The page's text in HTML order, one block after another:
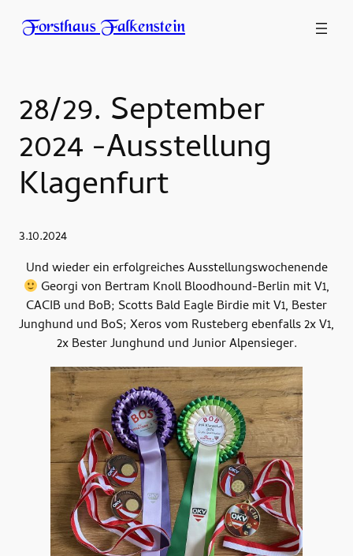
Forsthaus Falkenstein
28/29. September
2024 -Ausstellung
Klagenfurt
3.10.2024
Und wieder ein erfolgreiches Ausstellungswochenende
Georgi von Bertram Knoll Bloodhound-Berlin mit V1,
CACIB und BoB; Scotts Bald Eagle Birdie mit V1, Bester
Junghund und BoS; Xeros vom Rusteberg ebenfalls 2x V1,
2x Bester Junghund und Junior Alpensieger.